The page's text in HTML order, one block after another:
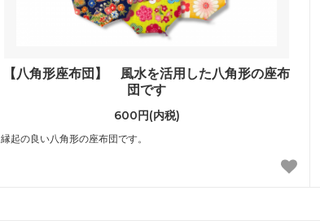
【八角形座布団】 風水を活用した八角形の座布
団です
600円(内税)
縁起の良い八角形の座布団です。